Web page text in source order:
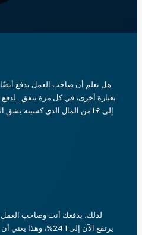
هل تعلم أن صاحب العمل يدفع
يرتفع الآن إلى